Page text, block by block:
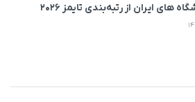
های ایران از رتبه‌بندی تایمز ۲۰۲۶